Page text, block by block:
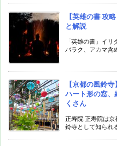
【英雄の書 攻
と解説
「英雄の書」イ
バラク、アカマ含
【京都の風鈴
ハート形の窓、
くさん
正寿院 正寿院は
鈴寺として知られ